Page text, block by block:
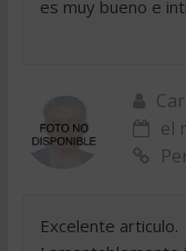
es muy bueno e
el
Excelente articulo.